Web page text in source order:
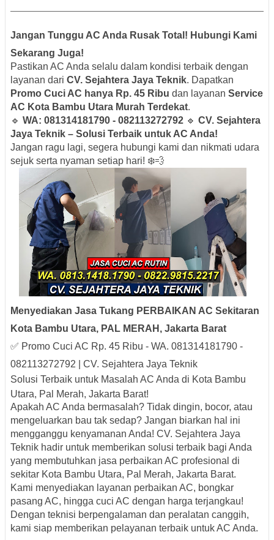
Jangan Tunggu AC Anda Rusak Total! Hubungi Kami
Sekarang Juga!
Pastikan AC Anda selalu dalam kondisi terbaik dengan
layanan dari CV. Sejahtera Jaya Teknik. Dapatkan
Promo Cuci AC hanya Rp. 45 Ribu dan layanan Service
AC Kota Bambu Utara Murah Terdekat.
🔹 WA: 081314181790 - 082113272792 🔹 CV. Sejahtera
Jaya Teknik – Solusi Terbaik untuk AC Anda!
Jangan ragu lagi, segera hubungi kami dan nikmati udara
sejuk serta nyaman setiap hari! ❄️💨
Menyediakan Jasa Tukang PERBAIKAN AC Sekitaran
Kota Bambu Utara, PAL MERAH, Jakarta Barat
✅ Promo Cuci AC Rp. 45 Ribu - WA. 081314181790 -
082113272792 | CV. Sejahtera Jaya Teknik
Solusi Terbaik untuk Masalah AC Anda di Kota Bambu
Utara, Pal Merah, Jakarta Barat!
Apakah AC Anda bermasalah? Tidak dingin, bocor, atau
mengeluarkan bau tak sedap? Jangan biarkan hal ini
mengganggu kenyamanan Anda! CV. Sejahtera Jaya
Teknik hadir untuk memberikan solusi terbaik bagi Anda
yang membutuhkan jasa perbaikan AC profesional di
sekitar Kota Bambu Utara, Pal Merah, Jakarta Barat.
Kami menyediakan layanan perbaikan AC, bongkar
pasang AC, hingga cuci AC dengan harga terjangkau!
Dengan teknisi berpengalaman dan peralatan canggih,
kami siap memberikan pelayanan terbaik untuk AC Anda.